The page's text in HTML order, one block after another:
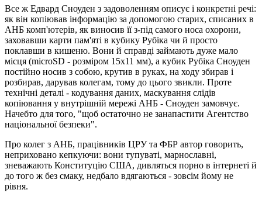
Все ж Едвард Сноуден з задоволенням описує і конкретні речі:
як він копіював інформацію за допомогою старих, списаних в
АНБ комп'ютерів, як виносив її з-під самого носа охорони,
заховавши карти пам'яті в кубику Рубіка чи й просто
поклавши в кишеню. Вони й справді займають дуже мало
місця (microSD - розміром 15х11 мм), а кубик Рубіка Сноуден
постійно носив з собою, крутив в руках, на ходу збирав і
розбирав, дарував колегам, тому до цього звикли. Проте
технічні деталі - кодування даних, маскування слідів
копіювання у внутрішній мережі АНБ - Сноуден замовчує.
Начебто для того, "щоб остаточно не занапастити Агентство
національної безпеки".
Про колег з АНБ, працівників ЦРУ та ФБР автор говорить,
неприховано кепкуючи: вони тупуваті, марнославні,
зневажають Конституцію США, дивляться порно в інтернеті й
до того ж без смаку, недбало вдягаються - зовсім йому не
рівня.